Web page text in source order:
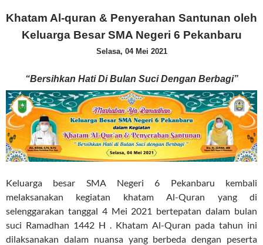
Khatam Al-quran & Penyerahan Santunan oleh
Keluarga Besar SMA Negeri 6 Pekanbaru
Selasa, 04 Mei 2021
“Bersihkan Hati Di Bulan Suci Dengan Berbagi”
Keluarga besar SMA Negeri 6 Pekanbaru kembali
melaksanakan kegiatan khatam Al-Quran yang di
selenggarakan tanggal 4 Mei 2021 bertepatan dalam bulan
suci Ramadhan 1442 H . Khatam Al-Quran pada tahun ini
dilaksanakan dalam nuansa yang berbeda dengan peserta